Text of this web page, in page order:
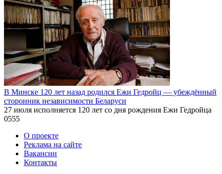
В Минске 120 лет назад родился Ежи Гедройц — убеждённый
сторонник независимости Беларуси
27 июля исполняется 120 лет со дня рождения Ежи Гедройца
0555
О проекте
Реклама на сайте
Вакансии
Контакты